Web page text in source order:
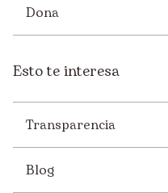
Dona
Esto te interesa
Transparencia
Blog